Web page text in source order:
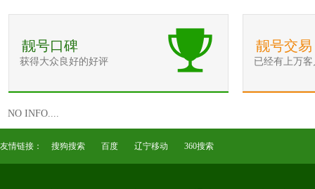
靓号口碑
获得大众良好的好评
靓号交易
已经有上万
NO INFO....
友情链接： 搜狗搜索 百度 辽宁移动 360搜索